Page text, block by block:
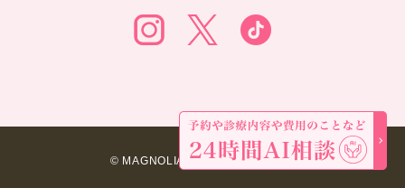
© MAGNOLIA SKINCARE CLINIC.